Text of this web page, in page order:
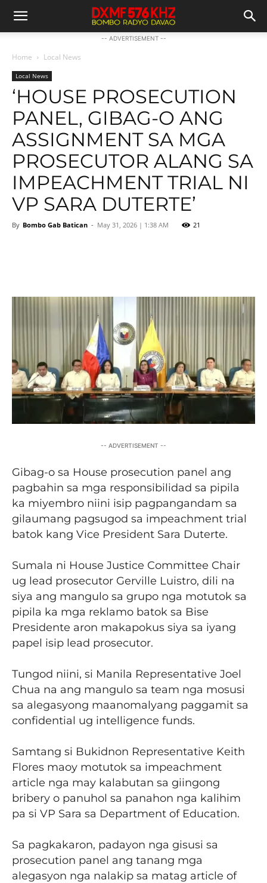
-- ADVERTISEMENT --
Home Local News
Local News
‘HOUSE PROSECUTION
PANEL, GIBAG-O ANG
ASSIGNMENT SA MGA
PROSECUTOR ALANG SA
IMPEACHMENT TRIAL NI
VP SARA DUTERTE’
By Bombo Gab Batican - May 31, 2026 | 1:38 AM 21
-- ADVERTISEMENT --
Gibag-o sa House prosecution panel ang
pagbahin sa mga responsibilidad sa pipila
ka miyembro niini isip pagpangandam sa
gilaumang pagsugod sa impeachment trial
batok kang Vice President Sara Duterte.
Sumala ni House Justice Committee Chair
ug lead prosecutor Gerville Luistro, dili na
siya ang mangulo sa grupo nga motutok sa
pipila ka mga reklamo batok sa Bise
Presidente aron makapokus siya sa iyang
papel isip lead prosecutor.
Tungod niini, si Manila Representative Joel
Chua na ang mangulo sa team nga mosusi
sa alegasyong maanomalyang paggamit sa
confidential ug intelligence funds.
Samtang si Bukidnon Representative Keith
Flores maoy motutok sa impeachment
article nga may kalabutan sa giingong
bribery o panuhol sa panahon nga kalihim
pa si VP Sara sa Department of Education.
Sa pagkakaron, padayon nga gisusi sa
prosecution panel ang tanang mga
alegasyon nga nalakip sa matag article of